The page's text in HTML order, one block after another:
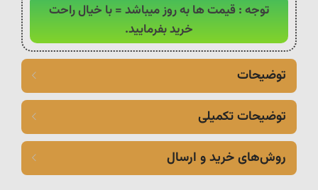
توجه : قیمت ها به روز میباشد = با خیال راحت
خرید بفرمایید.
توضیحات
توضیحات تکمیلی
روش‌های خرید و ارسال